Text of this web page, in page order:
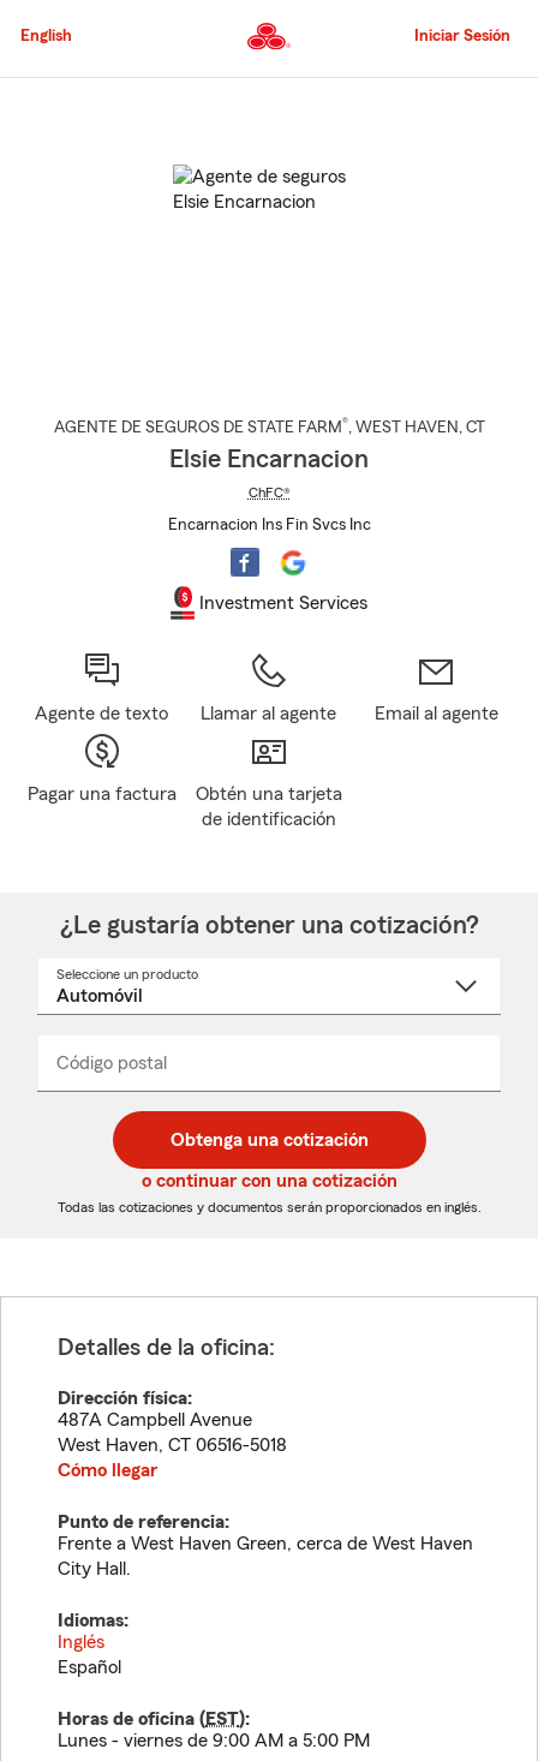
al
principal
English Iniciar Sesión
AGENTE DE SEGUROS DE STATE FARM®, WEST HAVEN , CT
Elsie Encarnacion
ChFC®
Encarnacion Ins Fin Svcs Inc
Investment Services
Agente de texto Llamar al agente Email al agente
Pagar una factura
Obtén una tarjeta
de identificación
¿Le gustaría obtener una cotización?
Seleccione un producto
desplegable
Código postal
de
5
dígitos
de
5
dígitos
_____
Obtenga una cotización
o continuar con una cotización
Todas las cotizaciones y documentos serán proporcionados en inglés.
Detalles de la oficina:
Dirección física:
487A Campbell Avenue
West Haven, CT 06516-5018
Cómo llegar
Punto de referencia:
Frente a West Haven Green, cerca de West Haven
City Hall.
Idiomas:
Inglés
Español
Horas de oficina (EST):
Lunes - viernes de 9:00 AM a 5:00 PM